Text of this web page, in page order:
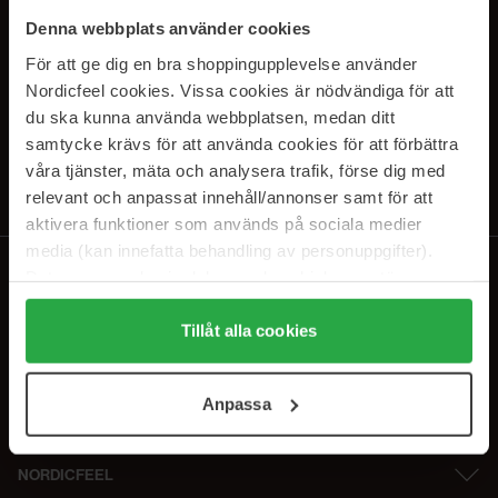
Denna webbplats använder cookies
För att ge dig en bra shoppingupplevelse använder
Nordicfeel cookies. Vissa cookies är nödvändiga för att
du ska kunna använda webbplatsen, medan ditt
samtycke krävs för att använda cookies för att förbättra
våra tjänster, mäta och analysera trafik, förse dig med
relevant och anpassat innehåll/annonser samt för att
aktivera funktioner som används på sociala medier
media (kan innefatta behandling av personuppgifter).
Genom att trycka på "Tillåt alla cookies" accepterar du
alla cookies, medan du under "Detaljer" kan anpassa
användningen av cookies. Du kan när som helst återkalla
samt vår Integritetspolicy.
Tillåt alla cookies
Anpassa
SUBSCRIBE TO OUR
NEWSLETTER
E-postadresse
Ved å abonnere godtar du vårpersonvernerklæring. Du kan melde deg
NORDICFEEL